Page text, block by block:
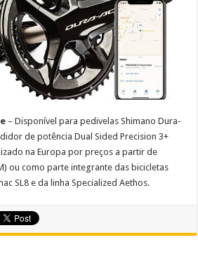
– Disponível para pedivelas Shimano Dura-
de potência Dual Sided Precision 3+
na Europa por preços a partir de
ou como parte integrante das bicicletas
SL8 e da linha Specialized Aethos.